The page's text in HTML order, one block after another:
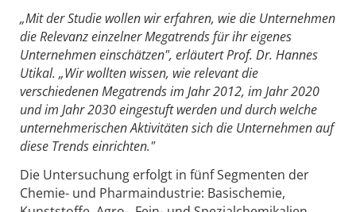
„Mit der Studie wollen wir erfahren, wie die Unternehmen
die Relevanz einzelner Megatrends für ihr eigenes
Unternehmen einschätzen", erläutert Prof. Dr. Hannes
Utikal. „Wir wollten wissen, wie relevant die
verschiedenen Megatrends im Jahr 2012, im Jahr 2020
und im Jahr 2030 eingestuft werden und durch welche
unternehmerischen Aktivitäten sich die Unternehmen auf
diese Trends einrichten."
Die Untersuchung erfolgt in fünf Segmenten der
Chemie- und Pharmaindustrie: Basischemie,